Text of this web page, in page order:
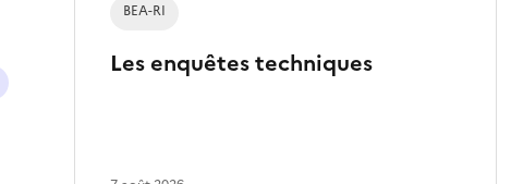
Les enquêtes techniques
BEA-RI